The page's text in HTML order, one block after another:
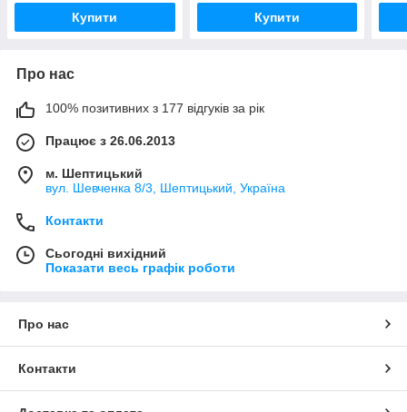
Купити Купити
Про нас
100% позитивних з 177 відгуків за рік
Працює з 26.06.2013
м. Шептицький
вул. Шевченка 8/3, Шептицький, Україна
Контакти
Сьогодні вихідний
Показати весь графік роботи
Про нас
Контакти